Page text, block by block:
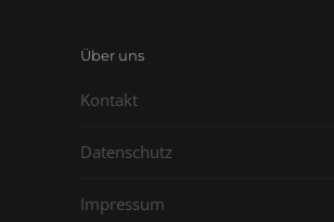
Über uns
Kontakt
Datenschutz
Impressum